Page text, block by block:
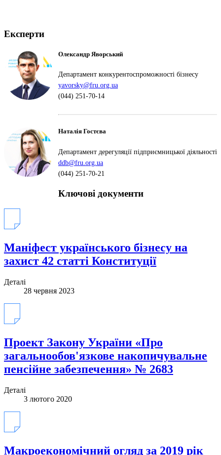
Експерти
Олександр Яворський
Департамент конкурентоспроможності бізнесу
yavorsky@fru.org.ua
(044) 251-70-14
Наталія Гостєва
Департамент дерегуляції підприємницької діяльності
ddb@fru.org.ua
(044) 251-70-21
Ключові документи
Маніфест українського бізнесу на
захист 42 статті Конституції
Деталі
28 червня 2023
Проект Закону України «Про
загальнообов'язкове накопичувальне
пенсійне забезпечення» № 2683
Деталі
3 лютого 2020
Макроекономічний огляд за 2019 рік